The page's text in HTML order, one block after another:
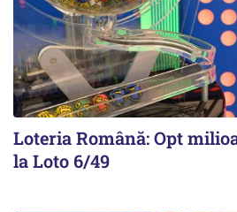
Loteria Română: Opt
la Loto 6/49